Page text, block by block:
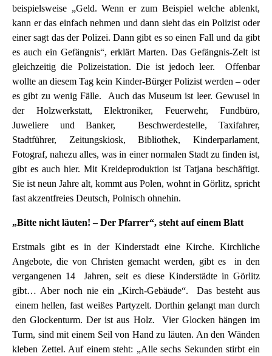
beispielsweise „Geld. Wenn er zum Beispiel welche ablenkt,
kann er das einfach nehmen und dann sieht das ein Polizist oder
einer sagt das der Polizei. Dann gibt es so einen Fall und da gibt
es auch ein Gefängnis“, erklärt Marten. Das Gefängnis-Zelt ist
gleichzeitig die Polizeistation. Die ist jedoch leer. Offenbar
wollte an diesem Tag kein Kinder-Bürger Polizist werden – oder
es gibt zu wenig Fälle. Auch das Museum ist leer. Gewusel in
der Holzwerkstatt, Elektroniker, Feuerwehr, Fundbüro,
Juweliere und Banker, Beschwerdestelle, Taxifahrer,
Stadtführer, Zeitungskiosk, Bibliothek, Kinderparlament,
Fotograf, nahezu alles, was in einer normalen Stadt zu finden ist,
gibt es auch hier. Mit Kreideproduktion ist Tatjana beschäftigt.
Sie ist neun Jahre alt, kommt aus Polen, wohnt in Görlitz, spricht
fast akzentfreies Deutsch, Polnisch ohnehin.
„Bitte nicht läuten! – Der Pfarrer“, steht auf einem Blatt
Erstmals gibt es in der Kinderstadt eine Kirche. Kirchliche
Angebote, die von Christen gemacht werden, gibt es in den
vergangenen 14 Jahren, seit es diese Kinderstädte in Görlitz
gibt… Aber noch nie ein „Kirch-Gebäude“. Das besteht aus
einem hellen, fast weißes Partyzelt. Dorthin gelangt man durch
den Glockenturm. Der ist aus Holz. Vier Glocken hängen im
Turm, sind mit einem Seil von Hand zu läuten. An den Wänden
kleben Zettel. Auf einem steht: „Alle sechs Sekunden stirbt ein